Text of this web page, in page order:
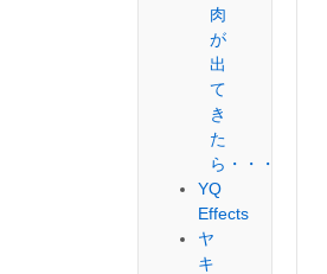
肉
が
出
て
き
た
ら・・・
YQ
Effects
ヤ
キ